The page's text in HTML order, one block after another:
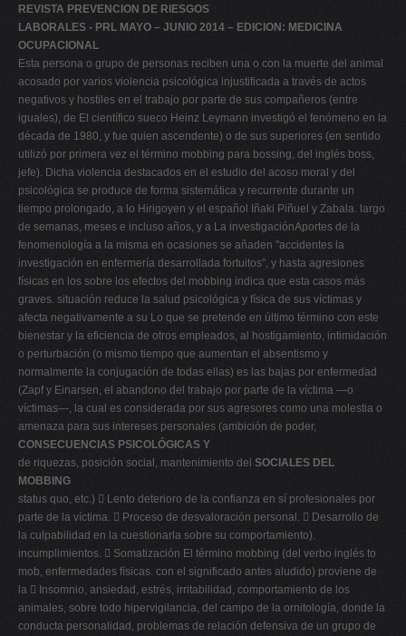
REVISTA PREVENCION DE RIESGOS
LABORALES - PRL MAYO – JUNIO 2014 – EDICION: MEDICINA
OCUPACIONAL
Esta persona o grupo de personas reciben una o con la muerte del animal
acosado por varios violencia psicológica injustificada a través de actos
negativos y hostiles en el trabajo por parte de sus compañeros (entre
iguales), de El científico sueco Heinz Leymann investigó el fenómeno en la
década de 1980, y fue quien ascendente) o de sus superiores (en sentido
utilizó por primera vez el término mobbing para bossing, del inglés boss,
jefe). Dicha violencia destacados en el estudio del acoso moral y del
psicológica se produce de forma sistemática y recurrente durante un
tiempo prolongado, a lo Hirigoyen y el español Iñaki Piñuel y Zabala. largo
de semanas, meses e incluso años, y a La investigaciónAportes de la
fenomenología a la misma en ocasiones se añaden "accidentes la
investigación en enfermería desarrollada fortuitos", y hasta agresiones
físicas en los sobre los efectos del mobbing indica que esta casos más
graves. situación reduce la salud psicológica y física de sus víctimas y
afecta negativamente a su Lo que se pretende en último término con este
bienestar y la eficiencia de otros empleados, al hostigamiento, intimidación
o perturbación (o mismo tiempo que aumentan el absentismo y
normalmente la conjugación de todas ellas) es las bajas por enfermedad
(Zapf y Einarsen, el abandono del trabajo por parte de la víctima —o
víctimas—, la cual es considerada por sus agresores como una molestia o
amenaza para sus intereses personales (ambición de poder,
CONSECUENCIAS PSICOLÓGICAS Y
de riquezas, posición social, mantenimiento del SOCIALES DEL
MOBBING
status quo, etc.)  Lento deterioro de la confianza en sí profesionales por
parte de la víctima.  Proceso de desvaloración personal.  Desarrollo de
la culpabilidad en la cuestionarla sobre su comportamiento).
incumplimientos.  Somatización El término mobbing (del verbo inglés to
mob, enfermedades físicas. con el significado antes aludido) proviene de
la  Insomnio, ansiedad, estrés, irritabilidad, comportamiento de los
animales, sobre todo hipervigilancia, del campo de la ornitología, donde la
conducta personalidad, problemas de relación defensiva de un grupo de